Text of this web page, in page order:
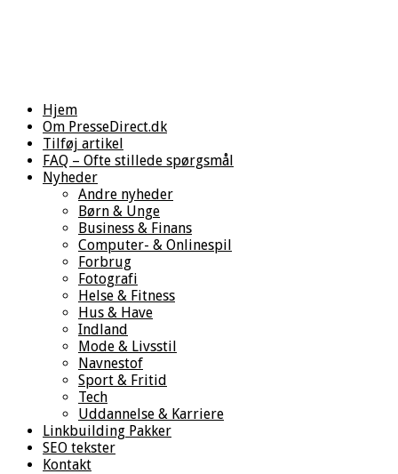
Hjem
Om PresseDirect.dk
Tilføj artikel
FAQ – Ofte stillede spørgsmål
Nyheder
Andre nyheder
Børn & Unge
Business & Finans
Computer- & Onlinespil
Forbrug
Fotografi
Helse & Fitness
Hus & Have
Indland
Mode & Livsstil
Navnestof
Sport & Fritid
Tech
Uddannelse & Karriere
Linkbuilding Pakker
SEO tekster
Kontakt